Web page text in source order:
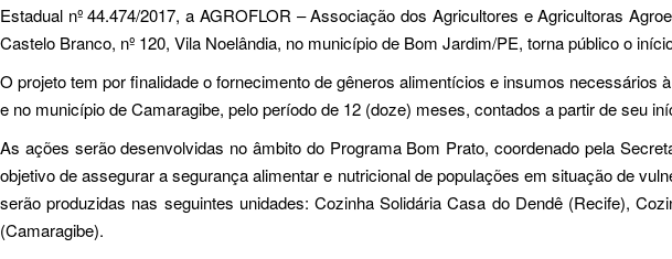
Estadual nº 44.474/2017, a AGROFLOR – Associação dos Agricultores e Agricultoras
Castelo Branco, nº 120, Vila Noelândia, no município de Bom Jardim/PE, torna público o
O projeto tem por finalidade o fornecimento de gêneros alimentícios e insumos
e no município de Camaragibe, pelo período de 12 (doze) meses, contados a partir de seu
As ações serão desenvolvidas no âmbito do Programa Bom Prato, coordenado pela
objetivo de assegurar a segurança alimentar e nutricional de populações em situação de
serão produzidas nas seguintes unidades: Cozinha Solidária Casa do Dendê (Recife),
(Camaragibe).